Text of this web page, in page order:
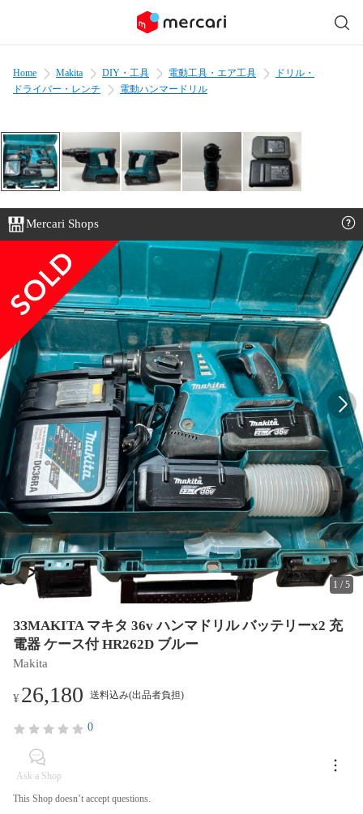
Home Makita DIY・工具 電動工具・エア工具
ドリル・
ドライバー・レンチ
電動ハンマードリル
Mercari Shops
1 /5
ЗЗMAKITA マキタ 36v ハンマドリル バッテリーx2 充
電器 ケース付 HR262D ブルー
Makita
¥26,180 送料込み(出品者負担)
0
Ask a Shop
This Shop doesn’t accept questions.